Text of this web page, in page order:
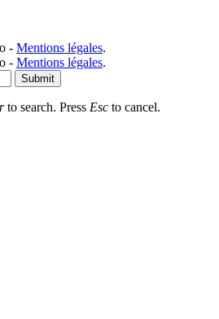
- Mentions légales.
- Mentions légales.
Submit
to search. Press Esc to cancel.